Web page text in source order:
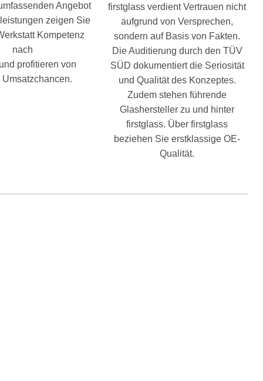
Angebot
zeigen Sie
Kompetenz
nach
profitieren von
firstglass verdient Vertrauen nicht
aufgrund von Versprechen,
sondern auf Basis von Fakten.
Die Auditierung durch den TÜV
SÜD dokumentiert die Seriosität
und Qualität des Konzeptes.
Zudem stehen führende
Glashersteller zu und hinter
firstglass. Über firstglass
beziehen Sie erstklassige OE-
Qualität.